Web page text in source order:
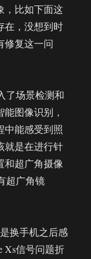
，比如下面这
在，没想到时
修复这一问
了场景检测和
图像识别，
中能感受到照
就是在进行针
和超广角摄像
超广角镜
换手机之后感
Xs信号问题折